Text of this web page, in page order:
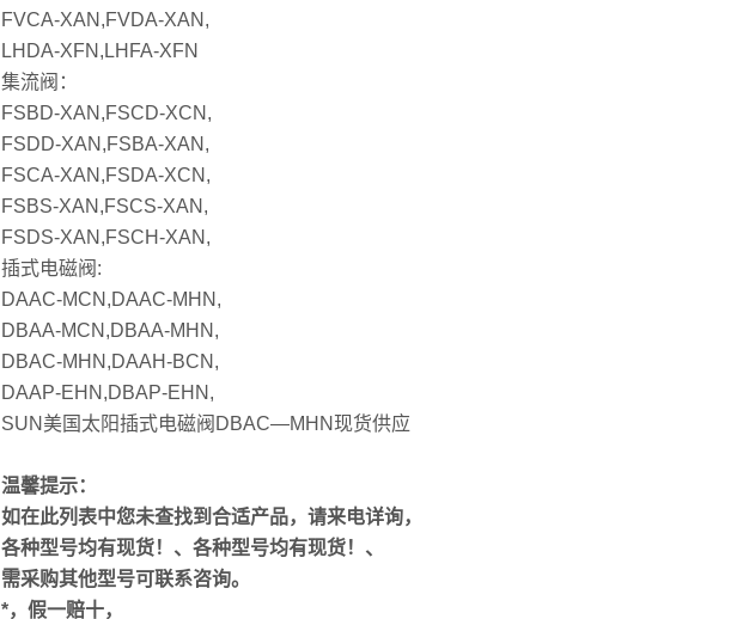
FVCA-XAN,FVDA-XAN,
LHDA-XFN,LHFA-XFN
集流阀：
FSBD-XAN,FSCD-XCN,
FSDD-XAN,FSBA-XAN,
FSCA-XAN,FSDA-XCN,
FSBS-XAN,FSCS-XAN,
FSDS-XAN,FSCH-XAN,
插式电磁阀:
DAAC-MCN,DAAC-MHN,
DBAA-MCN,DBAA-MHN,
DBAC-MHN,DAAH-BCN,
DAAP-EHN,DBAP-EHN,
SUN美国太阳插式电磁阀DBAC—MHN现货供应
温馨提示：
如在此列表中您未查找到合适产品，请来电详询，
各种型号均有现货！、各种型号均有现货！、
需采购其他型号可联系咨询。
*，假一赔十，